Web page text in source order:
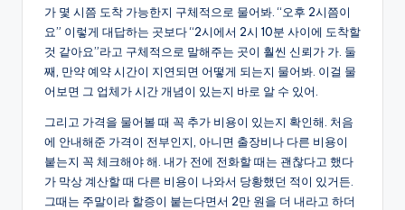
가 몇 시쯤 도착 가능한지 구체적으로 물어봐. “오후 2시쯤이
요” 이렇게 대답하는 곳보다 “2시에서 2시 10분 사이에 도착할
것 같아요”라고 구체적으로 말해주는 곳이 훨씬 신뢰가 가. 둘
째, 만약 예약 시간이 지연되면 어떻게 되는지 물어봐. 이걸 물
어보면 그 업체가 시간 개념이 있는지 바로 알 수 있어.
그리고 가격을 물어볼 때 꼭 추가 비용이 있는지 확인해. 처음
에 안내해준 가격이 전부인지, 아니면 출장비나 다른 비용이
붙는지 꼭 체크해야 해. 내가 전에 전화할 때는 괜찮다고 했다
가 막상 계산할 때 다른 비용이 나와서 당황했던 적이 있거든.
그때는 주말이라 할증이 붙는다면서 2만 원을 더 내라고 하더